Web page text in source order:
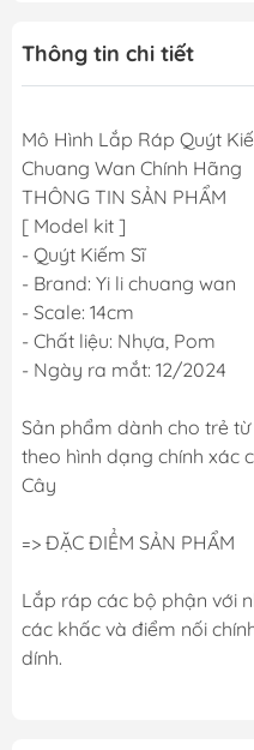
Thông tin chi tiết
Mô Hình Lắp Ráp Quýt
Chuang Wan Chính Hãng
THÔNG TIN SẢN PHẨM
[ Model kit ]
- Quýt Kiếm Sĩ
- Brand: Yi li chuang wan
- Scale: 14cm
- Chất liệu: Nhựa, Pom
- Ngày ra mắt: 12/2024
Sản phẩm dành cho trẻ
theo hình dạng chính xác
Cây
=> ĐẶC ĐIỂM SẢN PHẨM
Lắp ráp các bộ phận với
các khấc và điểm nối
dính.